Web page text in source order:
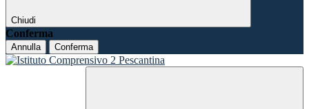
Chiudi
Conferma
Annulla Conferma